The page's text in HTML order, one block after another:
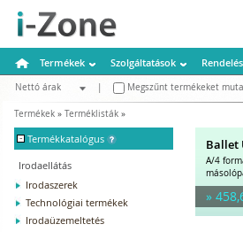
Termékek Szolgáltatások Rendelés
Nettó árak
Megszűnt termékeket
Termékek » Terméklisták »
- Termékkatalógus
Irodaellátás
Irodaszerek
Technológiai termékek
Irodaüzemeltetés
Ballet
A/4
»